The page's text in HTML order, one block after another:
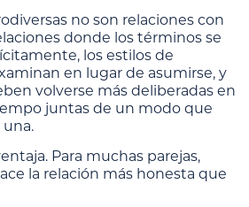
no son relaciones con
donde los términos se
los estilos de
en lugar de asumirse, y
volverse más deliberadas en
juntas de un modo que
Para muchas parejas,
la relación más honesta que